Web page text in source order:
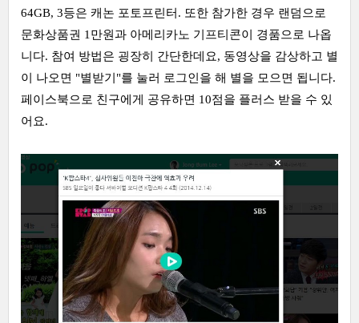
64GB, 3등은 캐논 포토프린터. 또한 참가한 경우 랜덤으로
문화상품권 1만원과 아메리카노 기프티콘이 경품으로 나옵
니다. 참여 방법은 굉장히 간단한데요, 동영상을 감상하고 별
이 나오면 "별받기"를 눌러 로그인을 해 별을 모으면 됩니다.
페이스북으로 친구에게 공유하면 10점을 플러스 받을 수 있
어요.